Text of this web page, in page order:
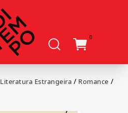
0
Literatura Estrangeira / Romance /